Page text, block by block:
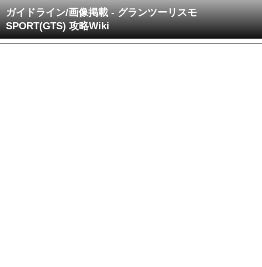
ガイドライン/画像掲載 - グランツーリスモ
SPORT(GTS) 攻略Wiki